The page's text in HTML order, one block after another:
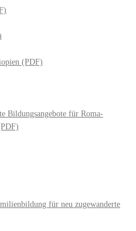
(PDF)
Bildungsangebote für Roma-
für neu zugewanderte